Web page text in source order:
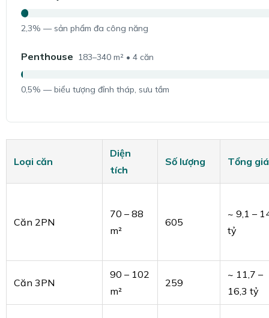
2,3% — sản phẩm đa công năng
Penthouse 183–340 m² • 4 căn
0,5% — biểu tượng đỉnh tháp, sưu tầm
Loại căn
Diện
tích
Số lượng Tổng giá
Căn 2PN
70 – 88
m²
605
~ 9,1 –
tỷ
Căn 3PN
90 – 102
m²
259
~ 11,7 –
16,3 tỷ